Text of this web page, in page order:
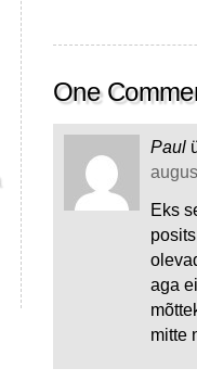
One
Paul
Eks
aga
mitte